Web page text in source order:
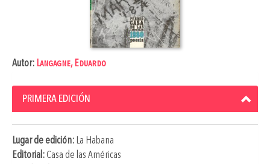
Autor: Langagne, Eduardo
PRIMERA EDICIÓN
Lugar de edición: La Habana
Editorial:Casa de las Américas